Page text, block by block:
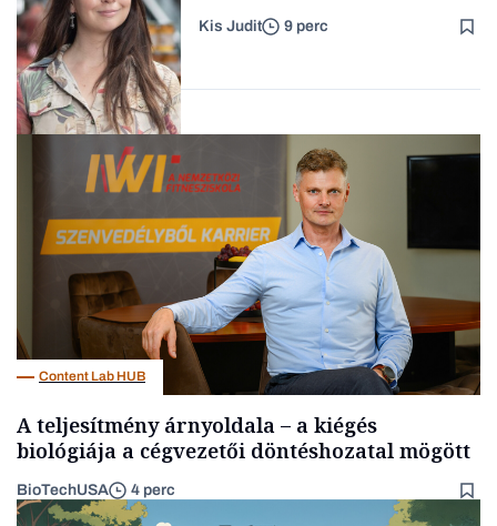
Családi
vállalkozások
szülők
Kis Judit 9 perc
Content Lab HUB
A teljesítmény árnyoldala – a kiégés
biológiája a cégvezetői döntéshozatal mögött
BioTechUSA 4 perc